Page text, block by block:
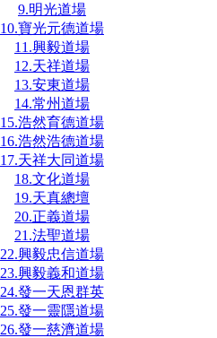
9.明光道場
10.寶光元德道場
11.興毅道場
12.天祥道場
13.安東道場
14.常州道場
15.浩然育德道場
16.浩然浩德道場
17.天祥大同道場
18.文化道場
19.天真總壇
20.正義道場
21.法聖道場
22.興毅忠信道場
23.興毅義和道場
24.發一天恩群英
25.發一靈隱道場
26.發一慈濟道場